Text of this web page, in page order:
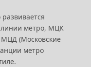
линии метро, МЦК
МЦД (Московские
метро